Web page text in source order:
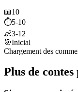
📖10
⏱️5-10
👶3-12
🎯Inicial
Chargement des
Plus de